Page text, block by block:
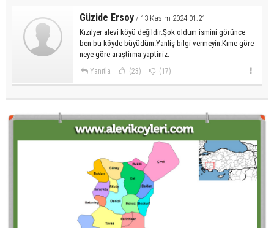
Güzide Ersoy / 13 Kasım 2024 01:21
Kızılyer alevi köyü değildir.Şok oldum ismini görünce
ben bu köyde büyüdüm.Yanliş bilgi vermeyin.Kıme göre
neye göre araştirma yaptiniz.
Yanıtla (23) (17)